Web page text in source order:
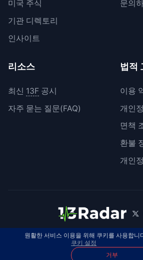
미국 주식
기관 디렉토리
인사이트
문의
리소스
최신 13F공시
자주 묻는 질문(FAQ)
법적
이용
개인
면책
환불
개인
© 2026 13Radar. 모든 권리 보유.
원활한 서비스 이용을 위해 쿠키를 사용합니
쿠키 설정
거부